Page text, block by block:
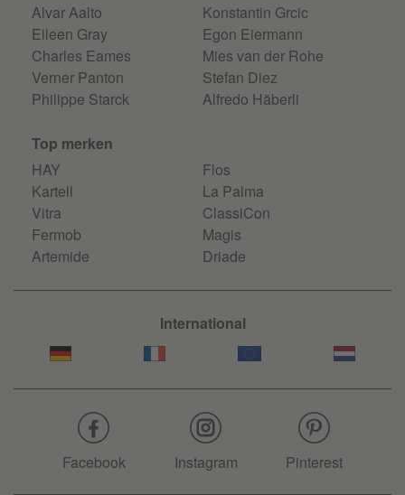
Alvar Aalto
Eileen Gray
Charles Eames
Verner Panton
Philippe Starck
Konstantin Grcic
Egon Eiermann
Mies van der Rohe
Stefan Diez
Alfredo Häberli
Top merken
HAY
Kartell
Vitra
Fermob
Artemide
Flos
La Palma
ClassiCon
Magis
Driade
International
Facebook Instagram Pinterest